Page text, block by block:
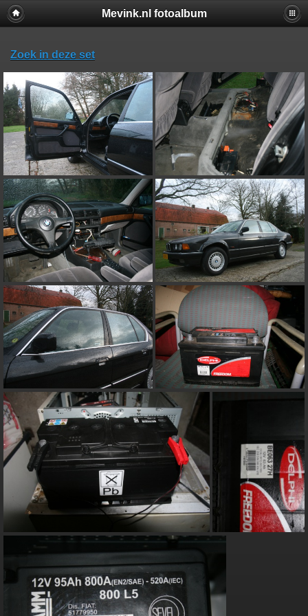
Mevink.nl fotoalbum
Zoek in deze set